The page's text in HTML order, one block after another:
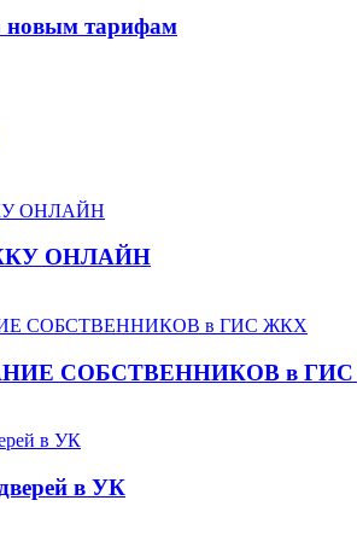
новым тарифам
ОНЛАЙН
СОБСТВЕННИКОВ в
в УК